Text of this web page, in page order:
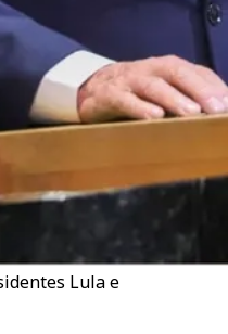
Lula e